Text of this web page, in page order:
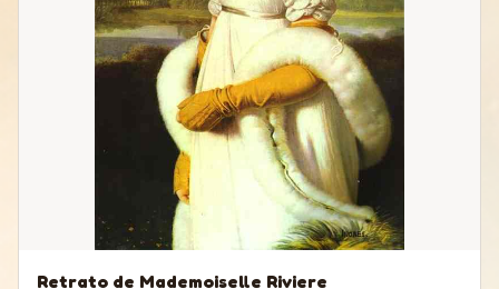
Retrato de Mademoiselle Riviere